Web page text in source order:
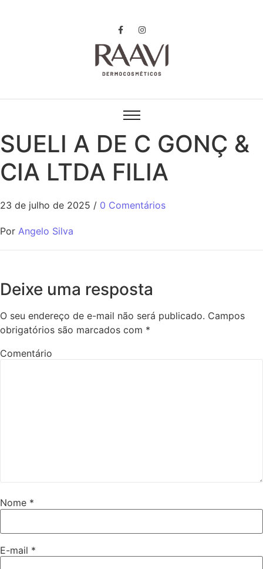
SUELI A DE C GONÇ &
CIA LTDA FILIA
23 de julho de 2025 / 0 Comentários
Por Angelo Silva
Deixe uma resposta
O seu endereço de e-mail não será publicado. Campos
obrigatórios são marcados com *
Comentário
Nome *
E-mail *